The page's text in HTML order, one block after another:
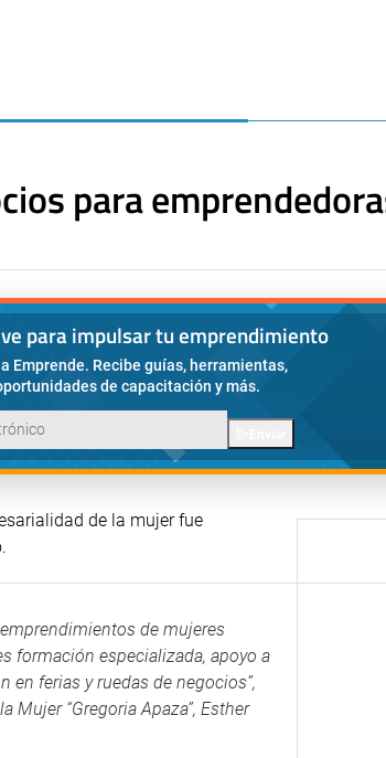
para
para impulsar tu emprendimiento
Emprende. Recibe guías, herramientas,
de capacitación y más.
de la mujer fue
de mujeres
formación especializada, apoyo a
ferias y ruedas de negocios”,
“Gregoria Apaza”, Esther